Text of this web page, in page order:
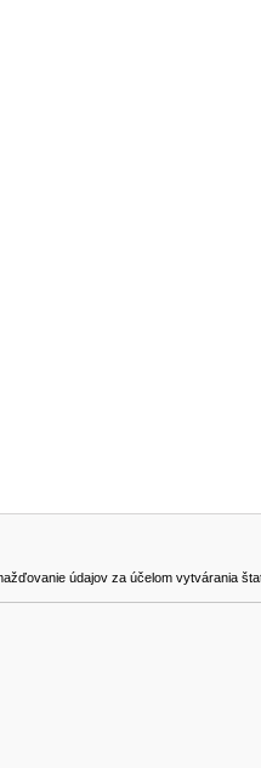
údajov za účelom vytvárania